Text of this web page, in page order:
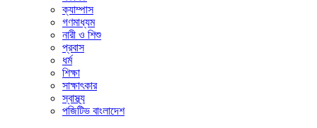
ক্যাম্পাস
গণমাধ্যম
নারী ও শিশু
প্রবাস
ধর্ম
শিক্ষা
সাক্ষাৎকার
স্বাস্থ্য
পজিটিভ বাংলাদেশ